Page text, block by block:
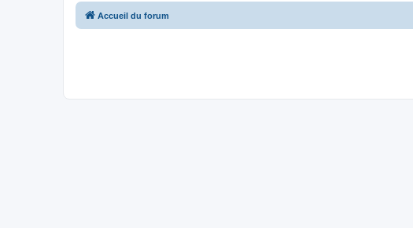
Accueil du forum